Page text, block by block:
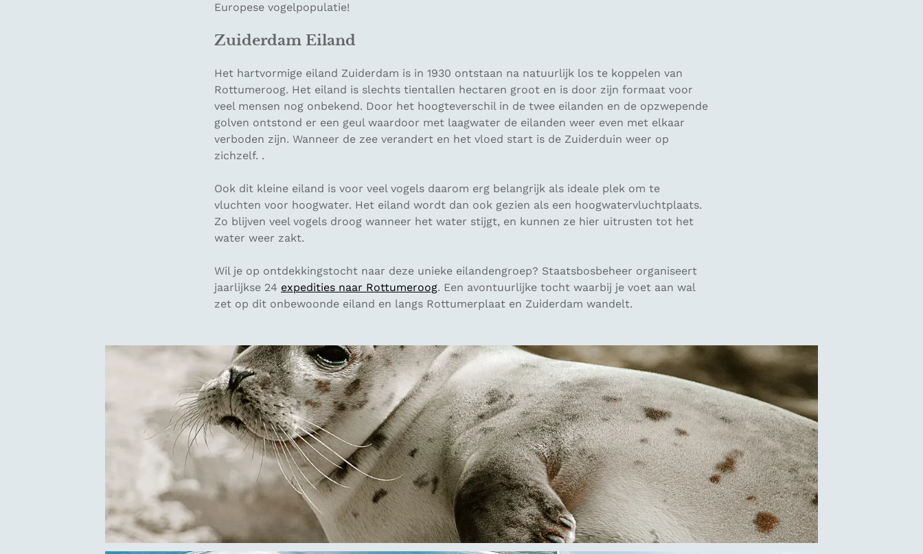
Europese vogelpopulatie!
Zuiderdam Eiland
Het hartvormige eiland Zuiderdam is in 1930 ontstaan na natuurlijk los te koppelen van
Rottumeroog. Het eiland is slechts tientallen hectaren groot en is door zijn formaat voor
veel mensen nog onbekend. Door het hoogteverschil in de twee eilanden en de opzwepende
golven ontstond er een geul waardoor met laagwater de eilanden weer even met elkaar
verboden zijn. Wanneer de zee verandert en het vloed start is de Zuiderduin weer op
zichzelf. .
Ook dit kleine eiland is voor veel vogels daarom erg belangrijk als ideale plek om te
vluchten voor hoogwater. Het eiland wordt dan ook gezien als een hoogwatervluchtplaats.
Zo blijven veel vogels droog wanneer het water stijgt, en kunnen ze hier uitrusten tot het
water weer zakt.
Wil je op ontdekkingstocht naar deze unieke eilandengroep? Staatsbosbeheer organiseert
jaarlijkse 24 expedities naar Rottumeroog. Een avontuurlijke tocht waarbij je voet aan wal
zet op dit onbewoonde eiland en langs Rottumerplaat en Zuiderdam wandelt.